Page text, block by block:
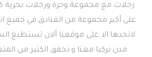
رحلات مع مجموعة وحرة ورحلات بحرية
على أكبر مجموعة من الفنادق في جميع
لاتجدها الا على موقعنا ألان تستطيع
مدن تركيا معنا و تحقق الكثير من